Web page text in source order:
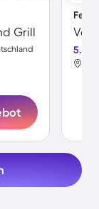
Grill
5.0